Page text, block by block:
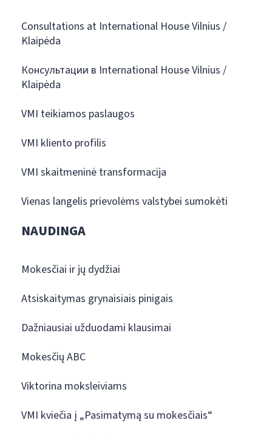
Consultations at International House Vilnius /
Klaipėda
Консультации в International House Vilnius /
Klaipėda
VMI teikiamos paslaugos
VMI kliento profilis
VMI skaitmeninė transformacija
Vienas langelis prievolėms valstybei sumokėti
NAUDINGA
Mokesčiai ir jų dydžiai
Atsiskaitymas grynaisiais pinigais
Dažniausiai užduodami klausimai
Mokesčių ABC
Viktorina moksleiviams
VMI kviečia į „Pasimatymą su mokesčiais“